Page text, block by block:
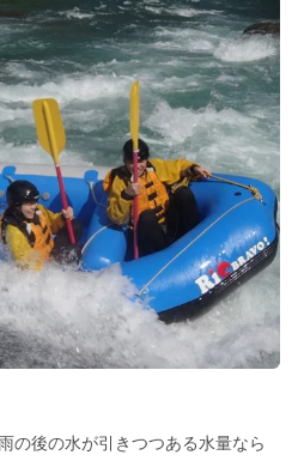
後の水が引きつつある水量なら